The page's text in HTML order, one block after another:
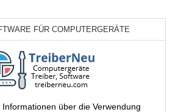
FÜR COMPUTERGERÄTE
über die Verwendung